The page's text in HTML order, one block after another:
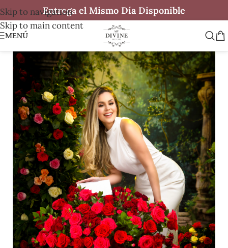
Skip to navigation
Skip to main content
Entrega el Mismo Día Disponible
MENÚ